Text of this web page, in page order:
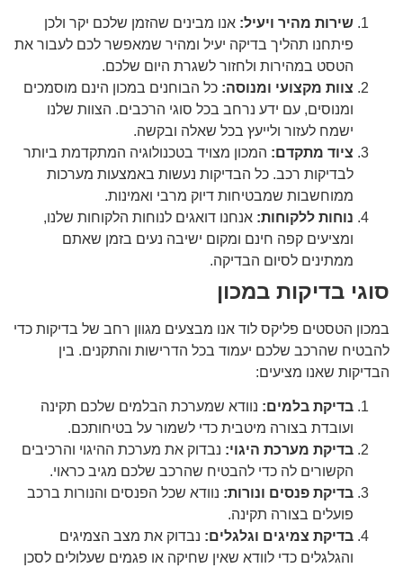
שירות מהיר ויעיל: אנו מבינים שהזמן שלכם יקר ולכן
פיתחנו תהליך בדיקה יעיל ומהיר שמאפשר לכם לעבור את
הטסט במהירות ולחזור לשגרת היום שלכם.
צוות מקצועי ומנוסה: כל הבוחנים במכון הינם מוסמכים
ומנוסים, עם ידע נרחב בכל סוגי הרכבים. הצוות שלנו
ישמח לעזור ולייעץ בכל שאלה ובקשה.
ציוד מתקדם: המכון מצויד בטכנולוגיה המתקדמת ביותר
לבדיקות רכב. כל הבדיקות נעשות באמצעות מערכות
ממוחשבות שמבטיחות דיוק מרבי ואמינות.
נוחות ללקוחות: אנחנו דואגים לנוחות הלקוחות שלנו,
ומציעים קפה חינם ומקום ישיבה נעים בזמן שאתם
ממתינים לסיום הבדיקה.
סוגי בדיקות במכון
במכון הטסטים פליקס לוד אנו מבצעים מגוון רחב של בדיקות כדי
להבטיח שהרכב שלכם יעמוד בכל הדרישות והתקנים. בין
הבדיקות שאנו מציעים:
בדיקת בלמים: נוודא שמערכת הבלמים שלכם תקינה
ועובדת בצורה מיטבית כדי לשמור על בטיחותכם.
בדיקת מערכת היגוי: נבדוק את מערכת ההיגוי והרכיבים
הקשורים לה כדי להבטיח שהרכב שלכם מגיב כראוי.
בדיקת פנסים ונורות: נוודא שכל הפנסים והנורות ברכב
פועלים בצורה תקינה.
בדיקת צמיגים וגלגלים: נבדוק את מצב הצמיגים
והגלגלים כדי לוודא שאין שחיקה או פגמים שעלולים לסכן